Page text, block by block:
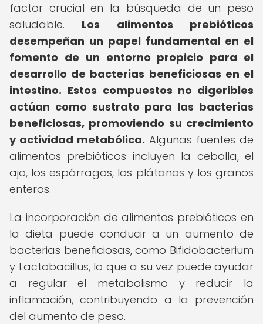
factor crucial en la búsqueda de un peso
saludable. Los alimentos prebióticos
desempeñan un papel fundamental en el
fomento de un entorno propicio para el
desarrollo de bacterias beneficiosas en el
intestino. Estos compuestos no digeribles
actúan como sustrato para las bacterias
beneficiosas, promoviendo su crecimiento
y actividad metabólica. Algunas fuentes de
alimentos prebióticos incluyen la cebolla, el
ajo, los espárragos, los plátanos y los granos
enteros.
La incorporación de alimentos prebióticos en
la dieta puede conducir a un aumento de
bacterias beneficiosas, como Bifidobacterium
y Lactobacillus, lo que a su vez puede ayudar
a regular el metabolismo y reducir la
inflamación, contribuyendo a la prevención
del aumento de peso.